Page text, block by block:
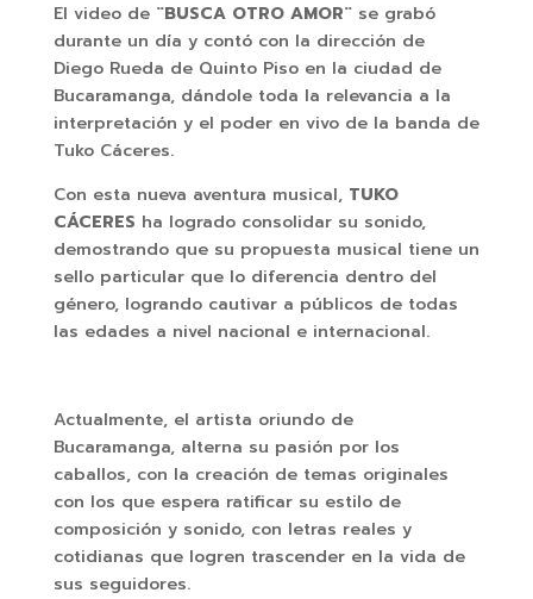
El video de ¨BUSCA OTRO AMOR¨se grabó
durante un día y contó con la dirección de
Diego Rueda de Quinto Piso en la ciudad de
Bucaramanga, dándole toda la relevancia a la
interpretación y el poder en vivo de la banda de
Tuko Cáceres.
Con esta nueva aventura musical, TUKO
CÁCERES ha logrado consolidar su sonido,
demostrando que su propuesta musical tiene un
sello particular que lo diferencia dentro del
género, logrando cautivar a públicos de todas
las edades a nivel nacional e internacional.
Actualmente, el artista oriundo de
Bucaramanga, alterna su pasión por los
caballos, con la creación de temas originales
con los que espera ratificar su estilo de
composición y sonido, con letras reales y
cotidianas que logren trascender en la vida de
sus seguidores.